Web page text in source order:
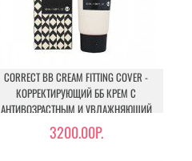
CORRECT BB CREAM FITTING COVER -
КОРРЕКТИРУЮЩИЙ ББ КРЕМ С
АНТИВОЗРАСТНЫМ И УВЛАЖНЯЮЩИЙ
ЭФФЕКТОМ
3200.00Р.